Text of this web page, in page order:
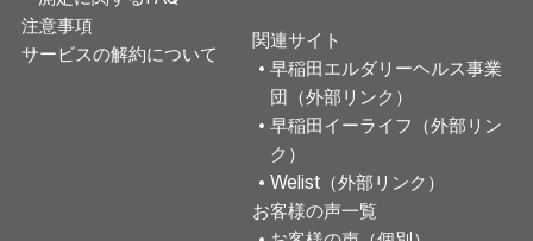
注意事項
サービスの解約について
関連サイト
早稲田エルダリーヘルス事業
団（外部リンク）
早稲田イーライフ（外部リン
ク）
Welist（外部リンク）
お客様の声一覧